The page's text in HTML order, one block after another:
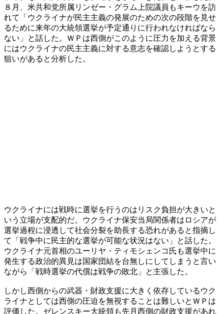
８月、米共和党所属リンゼー・グラム上院議員もキーウを訪
れて「ウクライナが民主主義の発展のための次の段階を見せ
るために来年の大統領選挙が予定通りに行われなければなら
ない」と話した。ＷＰは西側がこのように圧力を加える背景
にはウクライナの民主主義に対する意志を確認しようとする
狙いがあると分析した。
ウクライナには戦時に選挙を行うのはリスク負担が大きいと
いう立場が支配的だ。ウクライナ保安当局関係者はロシアが
選挙過程に浸透して社会分裂を助長する恐れがあると指摘し
て「戦争中に民主的な選挙が可能な状況はない」と話した。
ウクライナ元首相のユーリヤ・ティモシェンコ氏も選挙中に
発生する政治的異見は国家団結を台無しにしてしまうと言い
ながら「戦時選挙の代償は戦争の敗北」と主張した。
しかし西側からの武器・財政支援に大きく依存しているウク
ライナとしては西側の圧迫を無視することは難しいとＷＰは
評価した。ゼレンスキー大統領も先月西側の財政支援があれ